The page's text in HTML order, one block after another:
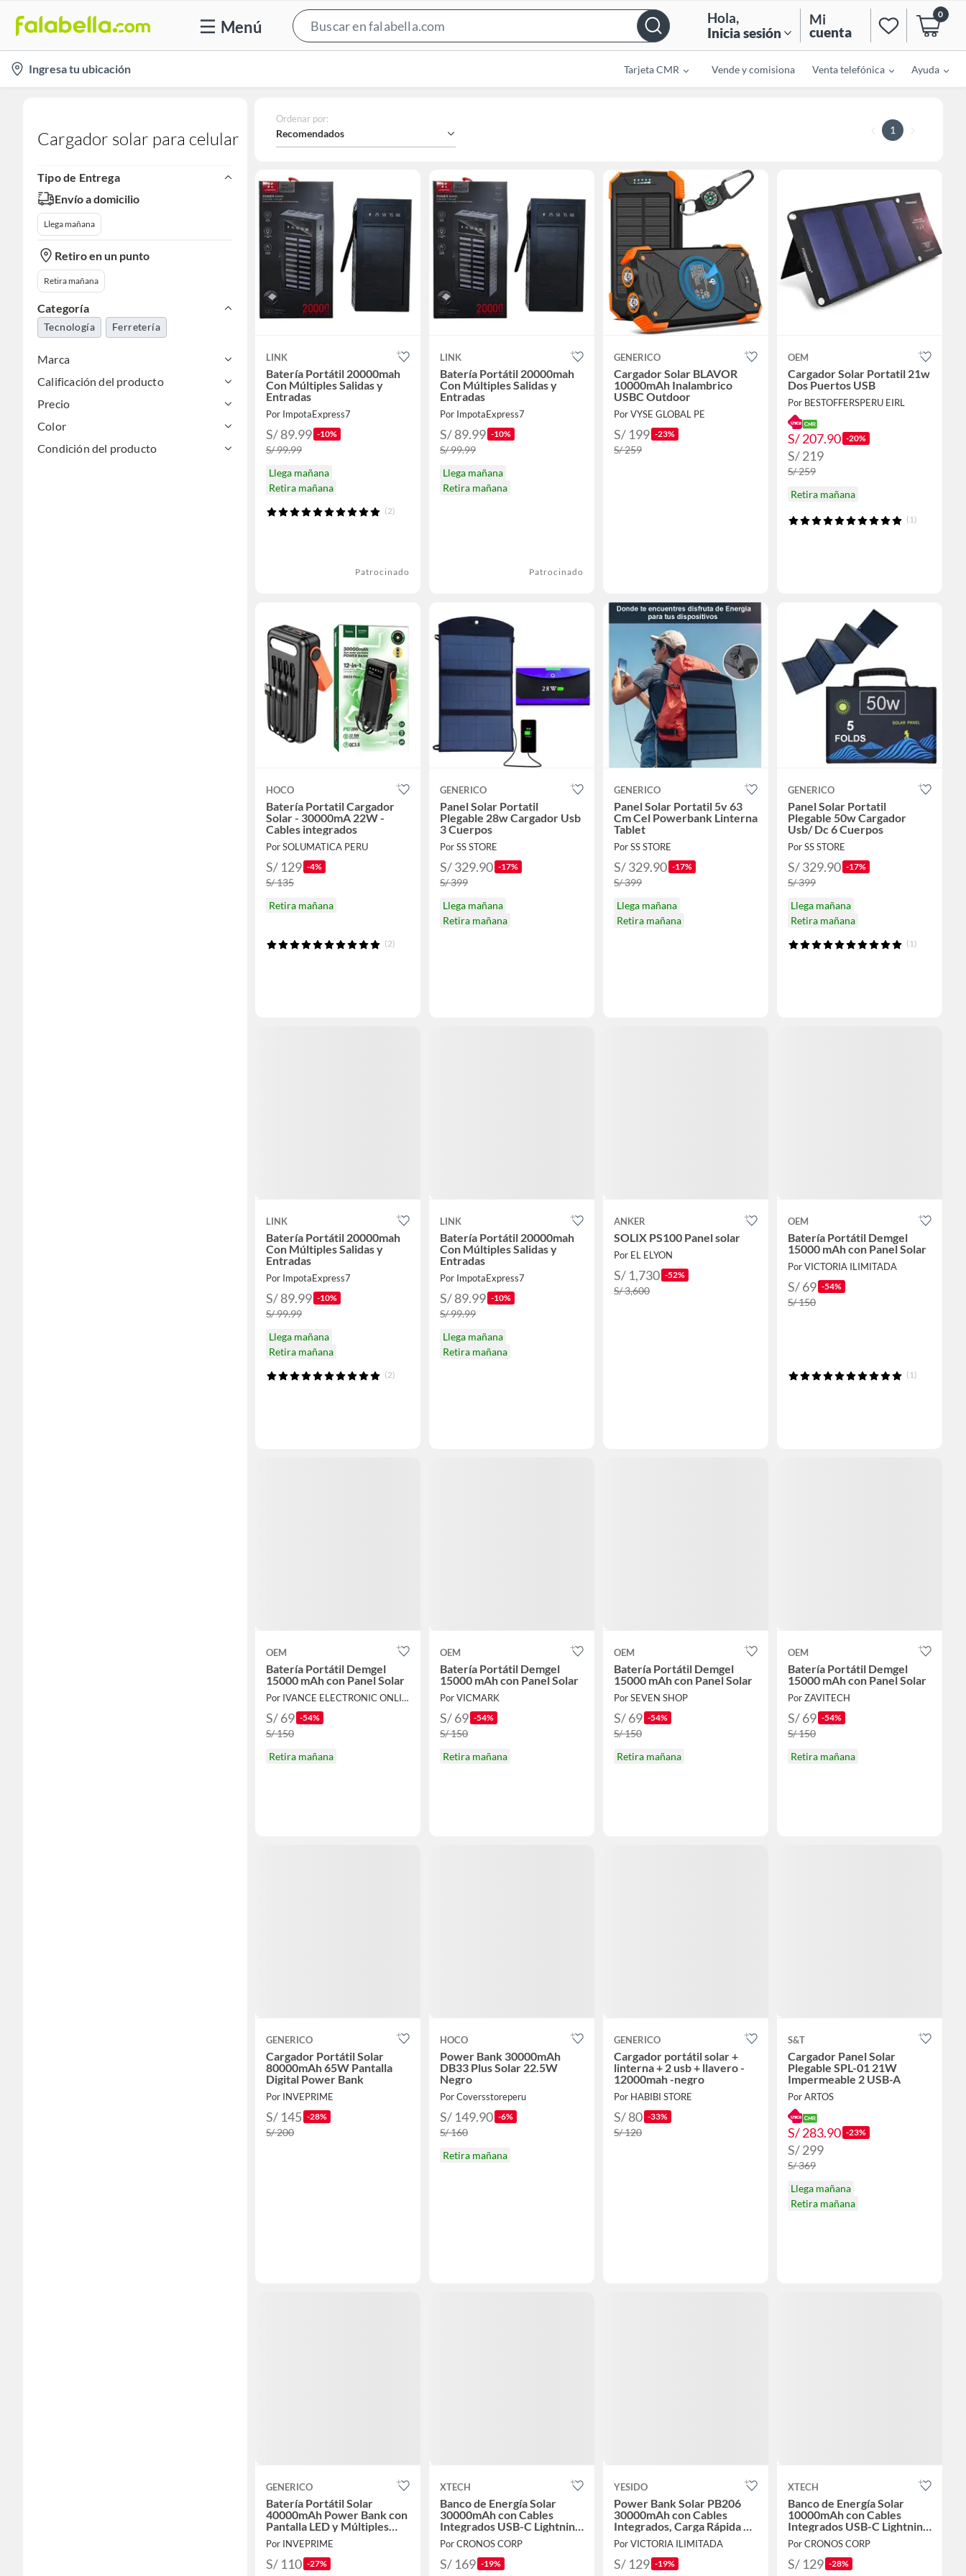
Menú
Bar
Hola,
Inicia sesión
Mi
cuenta
0
location-
icon
Ingresa tu ubicación Tarjeta CMR Vende y comisiona Venta telefónica Ayuda
Cargador solar para celular
Tipo de Entrega
Envío a domicilio
Llega mañana
Retiro en un punto
Retira mañana
Categoría
Tecnología Ferretería
Marca
Calificación del producto
Precio
Color
Condición del producto
Ordenar por:
Recomendados 1
LINK
Batería Portátil 20000mah
Con Múltiples Salidas y
Entradas
Por ImpotaExpress7
S/ 89.99 -10%
S/ 99.99
Llega mañana
Retira mañana
(2)
Patrocinado
LINK
Batería Portátil 20000mah
Con Múltiples Salidas y
Entradas
Por ImpotaExpress7
S/ 89.99 -10%
S/ 99.99
Llega mañana
Retira mañana
Patrocinado
GENERICO
Cargador Solar BLAVOR
10000mAh Inalambrico
USBC Outdoor
Por VYSE GLOBAL PE
S/ 199 -23%
S/ 259
OEM
Cargador Solar Portatil 21w
Dos Puertos USB
Por BESTOFFERSPERU EIRL
S/ 207.90 -20%
S/ 219
S/ 259
Retira mañana
(1)
HOCO
Batería Portatil Cargador
Solar - 30000mA 22W -
Cables integrados
Por SOLUMATICA PERU
S/ 129 -4%
S/ 135
Retira mañana
(2)
GENERICO
Panel Solar Portatil
Plegable 28w Cargador Usb
3 Cuerpos
Por SS STORE
S/ 329.90 -17%
S/ 399
Llega mañana
Retira mañana
GENERICO
Panel Solar Portatil 5v 63
Cm Cel Powerbank Linterna
Tablet
Por SS STORE
S/ 329.90 -17%
S/ 399
Llega mañana
Retira mañana
GENERICO
Panel Solar Portatil
Plegable 50w Cargador
Usb/ Dc 6 Cuerpos
Por SS STORE
S/ 329.90 -17%
S/ 399
Llega mañana
Retira mañana
(1)
LINK
Batería Portátil 20000mah
Con Múltiples Salidas y
Entradas
Por ImpotaExpress7
S/ 89.99 -10%
S/ 99.99
Llega mañana
Retira mañana
(2)
LINK
Batería Portátil 20000mah
Con Múltiples Salidas y
Entradas
Por ImpotaExpress7
S/ 89.99 -10%
S/ 99.99
Llega mañana
Retira mañana
ANKER
SOLIX PS100 Panel solar
Por EL ELYON
S/ 1,730 -52%
S/ 3,600
OEM
Batería Portátil Demgel
15000 mAh con Panel Solar
Por VICTORIA ILIMITADA
S/ 69 -54%
S/ 150
(1)
OEM
Batería Portátil Demgel
15000 mAh con Panel Solar
Por IVANCE ELECTRONIC ONLINE
S/ 69 -54%
S/ 150
Retira mañana
OEM
Batería Portátil Demgel
15000 mAh con Panel Solar
Por VICMARK
S/ 69 -54%
S/ 150
Retira mañana
OEM
Batería Portátil Demgel
15000 mAh con Panel Solar
Por SEVEN SHOP
S/ 69 -54%
S/ 150
Retira mañana
OEM
Batería Portátil Demgel
15000 mAh con Panel Solar
Por ZAVITECH
S/ 69 -54%
S/ 150
Retira mañana
GENERICO
Cargador Portátil Solar
80000mAh 65W Pantalla
Digital Power Bank
Por INVEPRIME
S/ 145 -28%
S/ 200
HOCO
Power Bank 30000mAh
DB33 Plus Solar 22.5W
Negro
Por Coversstoreperu
S/ 149.90 -6%
S/ 160
Retira mañana
GENERICO
Cargador portátil solar +
linterna + 2 usb + llavero -
12000mah -negro
Por HABIBI STORE
S/ 80 -33%
S/ 120
S&T
Cargador Panel Solar
Plegable SPL-01 21W
Impermeable 2 USB-A
Por ARTOS
S/ 283.90 -23%
S/ 299
S/ 369
Llega mañana
Retira mañana
GENERICO
Batería Portátil Solar
40000mAh Power Bank con
Pantalla LED y Múltiples
Salidas USB
Por INVEPRIME
S/ 110 -27%
XTECH
Banco de Energía Solar
30000mAh con Cables
Integrados USB-C Lightning
XPB-300
Por CRONOS CORP
S/ 169 -19%
YESIDO
Power Bank Solar PB206
30000mAh con Cables
Integrados, Carga Rápida y
Linterna LED
Por VICTORIA ILIMITADA
S/ 129 -19%
XTECH
Banco de Energía Solar
10000mAh con Cables
Integrados USB-C Lightning
- XPB-100
Por CRONOS CORP
S/ 129 -28%